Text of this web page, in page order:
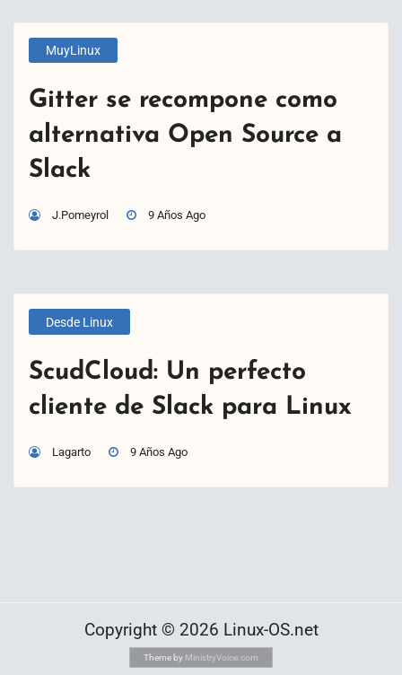
MuyLinux
Gitter se recompone como
alternativa Open Source a
Slack
J.Pomeyrol 9 Años Ago
Desde Linux
ScudCloud: Un perfecto
cliente de Slack para Linux
Lagarto 9 Años Ago
Copyright © 2026 Linux-OS.net
Theme by MinistryVoice.com